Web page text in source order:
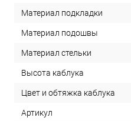
Материал подкладки
Материал подошвы
Материал стельки
Высота каблука
Цвет и обтяжка каблука
Артикул